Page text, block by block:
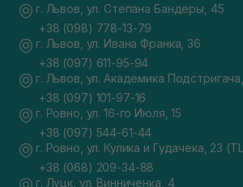
г. Львов, ул. Степана Бандеры, 45
+38 (098) 778-13-79
г. Львов, ул. Ивана Франка, 36
+38 (097) 611-95-94
г. Львов, ул. Академика
+38 (097) 101-97-16
г. Ровно, ул. 16-го Июля, 15
+38 (097) 544-61-44
г. Ровно, ул. Кулика и Гудачека, 23
+38 (068) 209-34-88
г. Луцк, ул. Винниченка, 4